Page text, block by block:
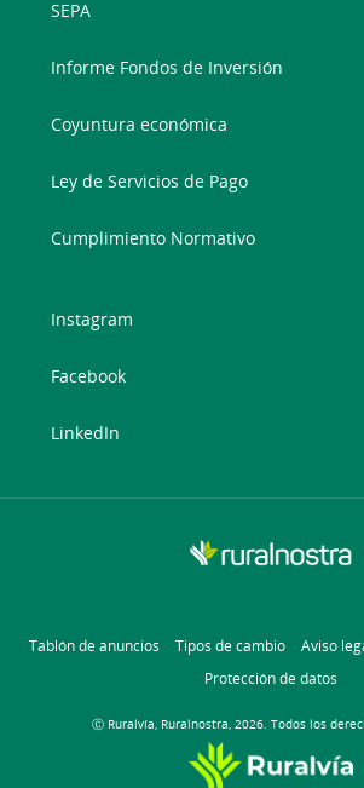
SEPA
Informe Fondos de Inversión
Coyuntura económica
Ley de Servicios de Pago
Cumplimiento Normativo
Instagram
Facebook
LinkedIn
Tablón de anuncios Tipos de cambio Aviso
Protección de datos
Ⓒ Ruralvía, Ruralnostra, 2026. Todos los